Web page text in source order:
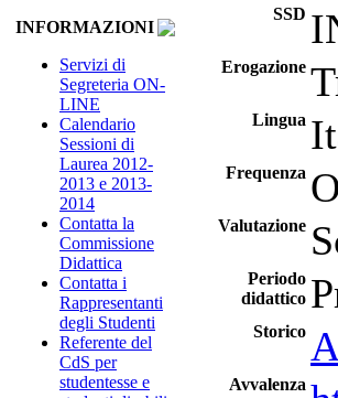
INFORMAZIONI
Servizi di
Segreteria ON-
LINE
Calendario
Sessioni di
Laurea 2012-
2013 e 2013-
2014
Contatta la
Commissione
Didattica
Contatta i
Rappresentanti
degli Studenti
Referente del
CdS per
studentesse e
SSD
Erogazione
Lingua
Frequenza
Valutazione
Periodo
didattico
Storico
Avvalenza